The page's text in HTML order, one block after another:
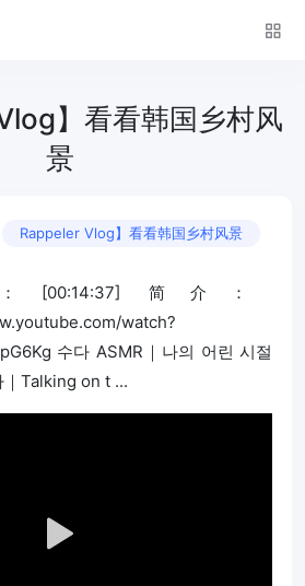
】看看韩国乡村风
景
Rappeler Vlog】看看韩国乡村风景
[00:14:37] 简介：
watch?
수다 ASMR｜나의 어린 시절
｜Talking on t ...